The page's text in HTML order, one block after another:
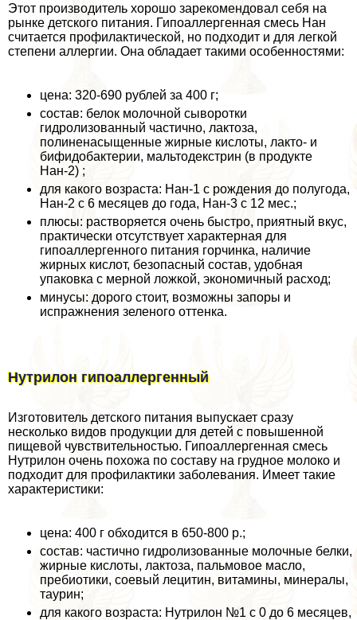
Этот производитель хорошо зарекомендовал себя на
рынке детского питания. Гипоаллергенная смесь Нан
считается профилактической, но подходит и для легкой
степени аллергии. Она обладает такими особенностями:
цена: 320-690 рублей за 400 г;
состав: белок молочной сыворотки
гидролизованный частично, лактоза,
полиненасыщенные жирные кислоты, лакто- и
бифидобактерии, мальтодекстрин (в продукте
Нан-2) ;
для какого возраста: Нан-1 с рождения до полугода,
Нан-2 с 6 месяцев до года, Нан-3 с 12 мес.;
плюсы: растворяется очень быстро, приятный вкус,
пpaктически отсутствует хаpaктерная для
гипоаллергенного питания горчинка, наличие
жирных кислот, безопасный состав, удобная
упаковка с мерной ложкой, экономичный расход;
минусы: дорого стоит, возможны запоры и
испpaжнeния зеленого оттенка.
Нутрилон гипоаллергенный
Изготовитель детского питания выпускает сразу
несколько видов продукции для детей с повышенной
пищевой чувствительностью. Гипоаллергенная смесь
Нутрилон очень похожа по составу на грудное молоко и
подходит для профилактики заболевания. Имеет такие
хаpaктеристики:
цена: 400 г обходится в 650-800 р.;
состав: частично гидролизованные молочные белки,
жирные кислоты, лактоза, пальмовое масло,
пребиотики, соевый лецитин, витамины, минералы,
таурин;
для какого возраста: Нутрилон №1 с 0 до 6 месяцев,